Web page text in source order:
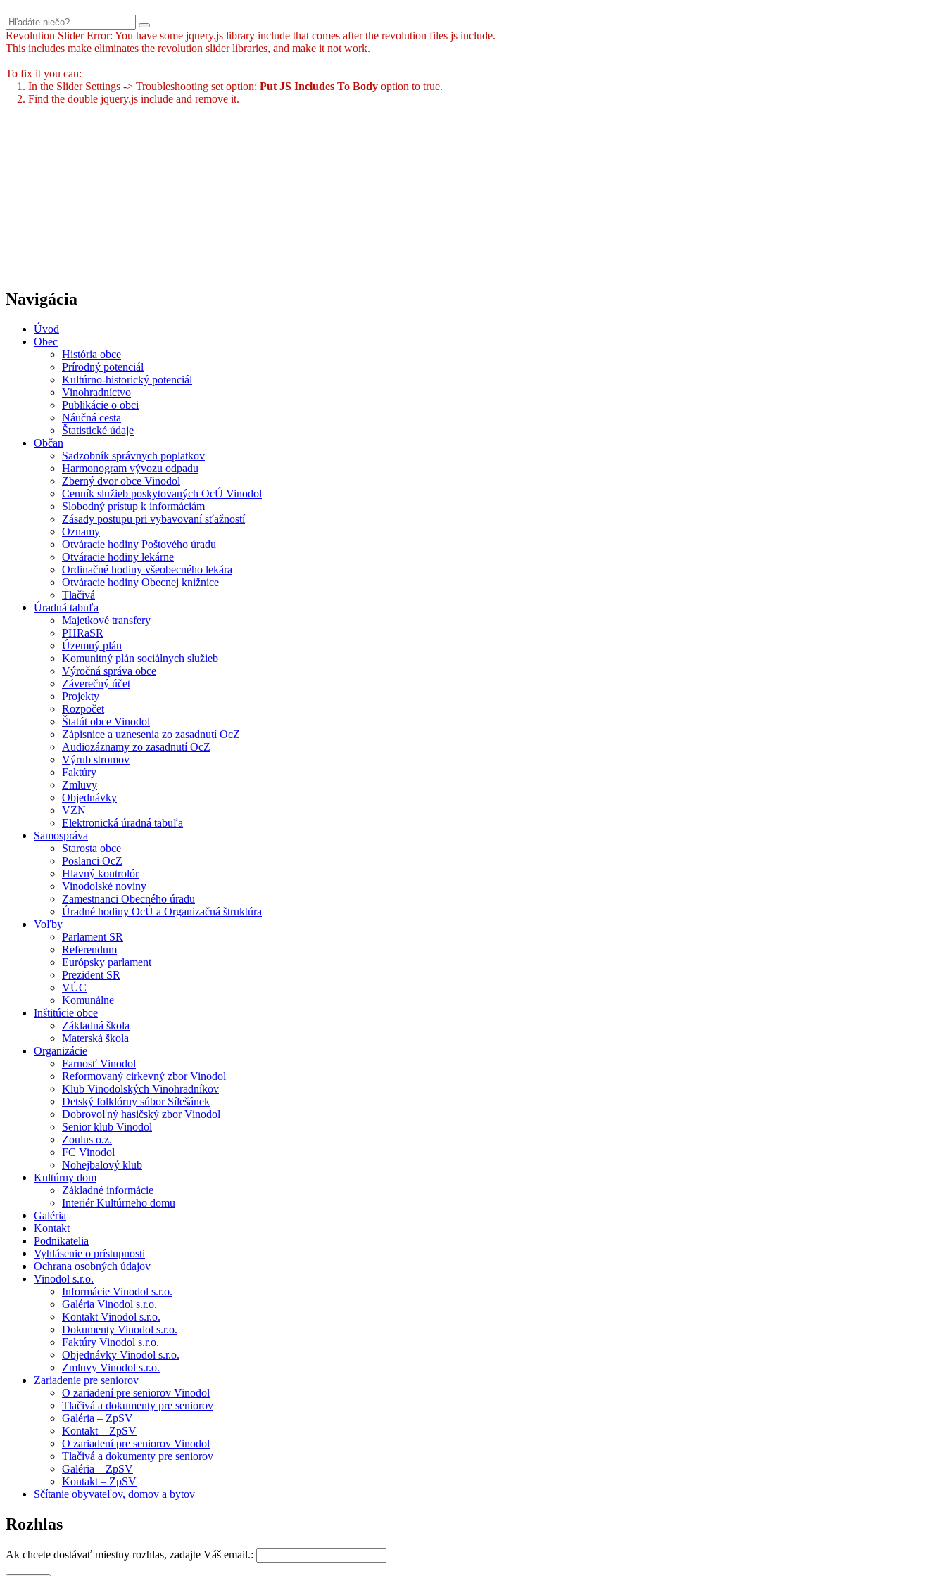
Revolution Slider Error: You have some jquery.js library include that comes after the revolution files js include.
This includes make eliminates the revolution slider libraries, and make it not work.
To fix it you can:
1. In the Slider Settings -> Troubleshooting set option: Put JS Includes To Body option to true.
2. Find the double jquery.js include and remove it.
Navigácia
Úvod
Obec
História obce
Prírodný potenciál
Kultúrno-historický potenciál
Vinohradníctvo
Publikácie o obci
Náučná cesta
Štatistické údaje
Občan
Sadzobník správnych poplatkov
Harmonogram vývozu odpadu
Zberný dvor obce Vinodol
Cenník služieb poskytovaných OcÚ Vinodol
Slobodný prístup k informáciám
Zásady postupu pri vybavovaní sťažností
Oznamy
Otváracie hodiny Poštového úradu
Otváracie hodiny lekárne
Ordinačné hodiny všeobecného lekára
Otváracie hodiny Obecnej knižnice
Tlačivá
Úradná tabuľa
Majetkové transfery
PHRaSR
Územný plán
Komunitný plán sociálnych služieb
Výročná správa obce
Záverečný účet
Projekty
Rozpočet
Štatút obce Vinodol
Zápisnice a uznesenia zo zasadnutí OcZ
Audiozáznamy zo zasadnutí OcZ
Výrub stromov
Faktúry
Zmluvy
Objednávky
VZN
Elektronická úradná tabuľa
Samospráva
Starosta obce
Poslanci OcZ
Hlavný kontrolór
Vinodolské noviny
Zamestnanci Obecného úradu
Úradné hodiny OcÚ a Organizačná štruktúra
Voľby
Parlament SR
Referendum
Európsky parlament
Prezident SR
VÚC
Komunálne
Inštitúcie obce
Základná škola
Materská škola
Organizácie
Farnosť Vinodol
Reformovaný cirkevný zbor Vinodol
Klub Vinodolských Vinohradníkov
Detský folklórny súbor Sílešánek
Dobrovoľný hasičský zbor Vinodol
Senior klub Vinodol
Zoulus o.z.
FC Vinodol
Nohejbalový klub
Kultúrny dom
Základné informácie
Interiér Kultúrneho domu
Galéria
Kontakt
Podnikatelia
Vyhlásenie o prístupnosti
Ochrana osobných údajov
Vinodol s.r.o.
Informácie Vinodol s.r.o.
Galéria Vinodol s.r.o.
Kontakt Vinodol s.r.o.
Dokumenty Vinodol s.r.o.
Faktúry Vinodol s.r.o.
Objednávky Vinodol s.r.o.
Zmluvy Vinodol s.r.o.
Zariadenie pre seniorov
O zariadení pre seniorov Vinodol
Tlačivá a dokumenty pre seniorov
Galéria – ZpSV
Kontakt – ZpSV
O zariadení pre seniorov Vinodol
Tlačivá a dokumenty pre seniorov
Galéria – ZpSV
Kontakt – ZpSV
Sčítanie obyvateľov, domov a bytov
Rozhlas
Ak chcete dostávať miestny rozhlas, zadajte Váš email.: